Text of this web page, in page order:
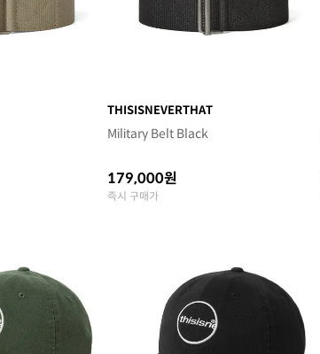
THISISNEVERTHAT
Military Belt Black
179,000원
즉시 구매가